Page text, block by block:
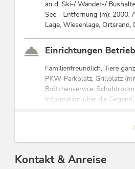
Lehrerzimmer
25 bis 70 Personen
Diese Unterkunft ist
an d. Ski-/ Wander-/
See - Entfernung (m): 2000,
Lage, Wiesenlage, Ortsrand,
Einrichtungen Betrieb
Familienfreundlich, Tiere
PKW-Parkplatz, Grillplatz
Brötchenservice,
Information über die
Trockner-Benutzung,
Familienangebot,
Kontakt & Anreise